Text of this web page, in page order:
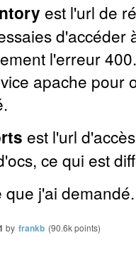
est l'url de
d'accéder
l'erreur
apache pour
est l'url
ce qui est
que j'ai demandé.
by frankb (90.6kpoints)